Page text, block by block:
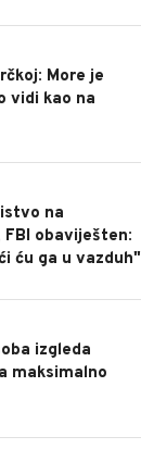
More je
vidi kao na
na
obaviješten:
ću ga u vazduh"
izgleda
maksimalno